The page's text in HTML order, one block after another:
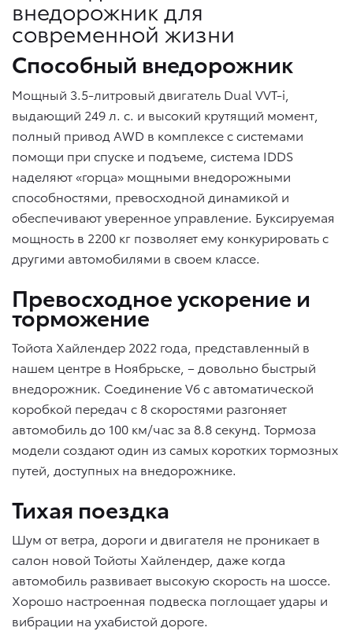
внедорожник для
современной жизни
Способный внедорожник
Мощный 3.5-литровый двигатель Dual VVT-i,
выдающий 249 л. с. и высокий крутящий момент,
полный привод AWD в комплексе с системами
помощи при спуске и подъеме, система IDDS
наделяют «горца» мощными внедорожными
способностями, превосходной динамикой и
обеспечивают уверенное управление. Буксируемая
мощность в 2200 кг позволяет ему конкурировать с
другими автомобилями в своем классе.
Превосходное ускорение и
торможение
Тойота Хайлендер 2022 года, представленный в
нашем центре в Ноябрьске, – довольно быстрый
внедорожник. Соединение V6 с автоматической
коробкой передач с 8 скоростями разгоняет
автомобиль до 100 км/час за 8.8 секунд. Тормоза
модели создают один из самых коротких тормозных
путей, доступных на внедорожнике.
Тихая поездка
Шум от ветра, дороги и двигателя не проникает в
салон новой Тойоты Хайлендер, даже когда
автомобиль развивает высокую скорость на шоссе.
Хорошо настроенная подвеска поглощает удары и
вибрации на ухабистой дороге.